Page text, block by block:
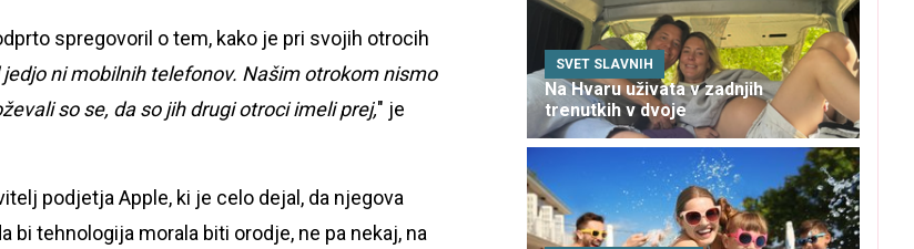
spregovoril o tem, kako je pri svojih otrocih
ni mobilnih telefonov. Našim otrokom nismo
so se, da so jih drugi otroci imeli prej," je
podjetja Apple, ki je celo dejal, da njegova
bi tehnologija morala biti orodje, ne pa nekaj, na
SVET SLAVNIH
Na Hvaru uživata v zadnjih
trenutkih v dvoje